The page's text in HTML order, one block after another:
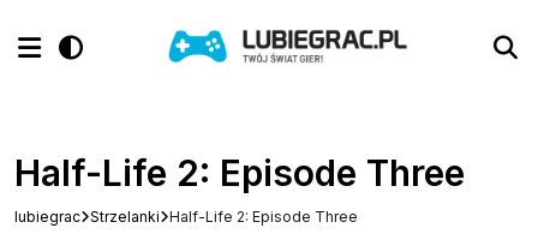
Half-Life 2: Episode Three
lubiegrac Strzelanki Half-Life 2: Episode Three